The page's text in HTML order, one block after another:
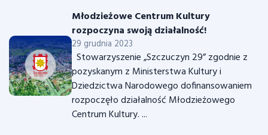
Młodzieżowe Centrum Kultury
rozpoczyna swoją działalność!
29 grudnia 2023
Stowarzyszenie „Szczuczyn 29” zgodnie z
pozyskanym z Ministerstwa Kultury i
Dziedzictwa Narodowego dofinansowaniem
rozpoczęło działalność Młodzieżowego
Centrum Kultury. ...